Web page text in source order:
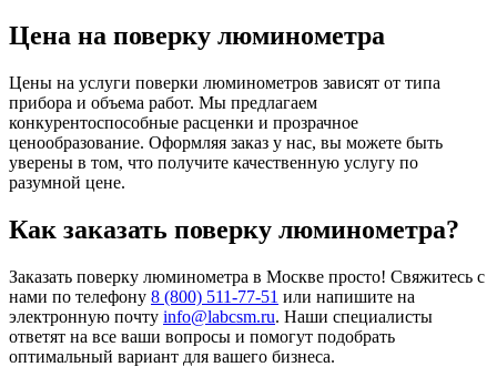
Цена на поверку люминометра
Цены на услуги поверки люминометров зависят от типа
прибора и объема работ. Мы предлагаем
конкурентоспособные расценки и прозрачное
ценообразование. Оформляя заказ у нас, вы можете быть
уверены в том, что получите качественную услугу по
разумной цене.
Как заказать поверку люминометра?
Заказать поверку люминометра в Москве просто! Свяжитесь с
нами по телефону 8 (800) 511-77-51 или напишите на
электронную почту info@labcsm.ru. Наши специалисты
ответят на все ваши вопросы и помогут подобрать
оптимальный вариант для вашего бизнеса.